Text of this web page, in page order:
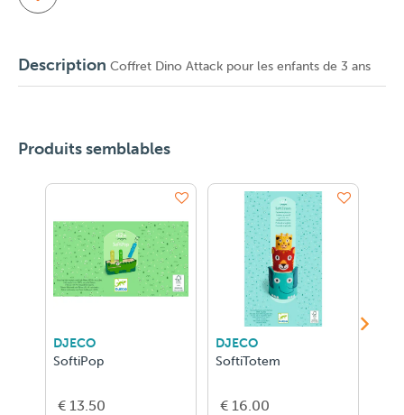
Description Coffret Dino Attack pour les enfants de 3 ans
Produits semblables
DJECO
SoftiPop
€ 13.50
DJECO
SoftiTotem
€ 16.00